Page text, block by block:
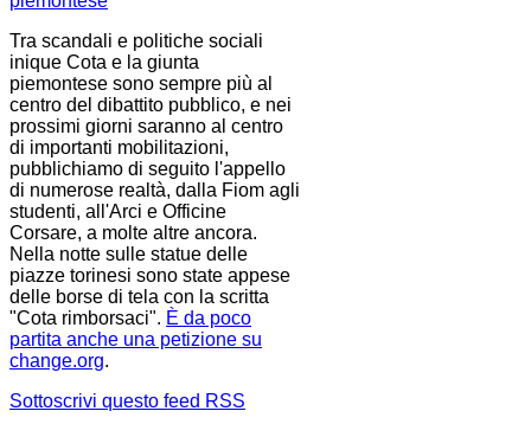
Tra scandali e politiche sociali
inique Cota e la giunta
piemontese sono sempre più al
centro del dibattito pubblico, e nei
prossimi giorni saranno al centro
di importanti mobilitazioni,
pubblichiamo di seguito l'appello
di numerose realtà, dalla Fiom agli
studenti, all'Arci e Officine
Corsare, a molte altre ancora.
Nella notte sulle statue delle
piazze torinesi sono state appese
delle borse di tela con la scritta
"Cota rimborsaci". È da poco
partita anche una petizione su
change.org.
Sottoscrivi questo feed RSS